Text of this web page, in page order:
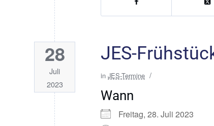
28
Juli
2023
JES-
in JES-Termine /
Wann
Freitag, 28. Juli 2023